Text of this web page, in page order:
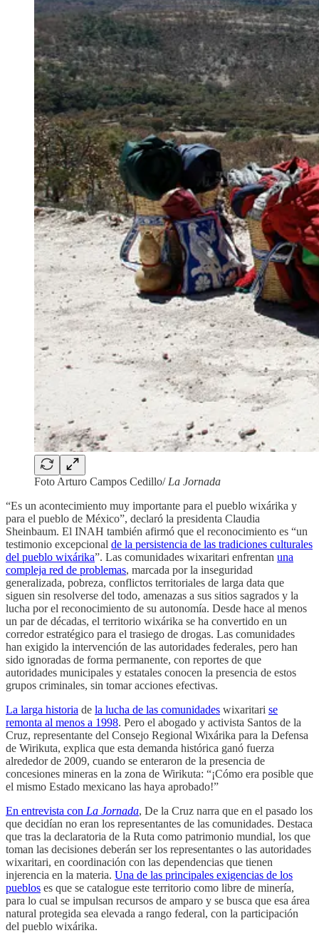
Foto Arturo Campos Cedillo/ La Jornada
“Es un acontecimiento muy importante para el pueblo wixárika y
para el pueblo de México”, declaró la presidenta Claudia
Sheinbaum. El INAH también afirmó que el reconocimiento es “un
testimonio excepcional de la persistencia de las tradiciones culturales
del pueblo wixárika”. Las comunidades wixaritari enfrentan una
compleja red de problemas, marcada por la inseguridad
generalizada, pobreza, conflictos territoriales de larga data que
siguen sin resolverse del todo, amenazas a sus sitios sagrados y la
lucha por el reconocimiento de su autonomía. Desde hace al menos
un par de décadas, el territorio wixárika se ha convertido en un
corredor estratégico para el trasiego de drogas. Las comunidades
han exigido la intervención de las autoridades federales, pero han
sido ignoradas de forma permanente, con reportes de que
autoridades municipales y estatales conocen la presencia de estos
grupos criminales, sin tomar acciones efectivas.
La larga historia de la lucha de las comunidades wixaritari se
remonta al menos a 1998. Pero el abogado y activista Santos de la
Cruz, representante del Consejo Regional Wixárika para la Defensa
de Wirikuta, explica que esta demanda histórica ganó fuerza
alrededor de 2009, cuando se enteraron de la presencia de
concesiones mineras en la zona de Wirikuta: “¡Cómo era posible que
el mismo Estado mexicano las haya aprobado!”
En entrevista con La Jornada, De la Cruz narra que en el pasado los
que decidían no eran los representantes de las comunidades. Destaca
que tras la declaratoria de la Ruta como patrimonio mundial, los que
toman las decisiones deberán ser los representantes o las autoridades
wixaritari, en coordinación con las dependencias que tienen
injerencia en la materia. Una de las principales exigencias de los
pueblos es que se catalogue este territorio como libre de minería,
para lo cual se impulsan recursos de amparo y se busca que esa área
natural protegida sea elevada a rango federal, con la participación
del pueblo wixárika.